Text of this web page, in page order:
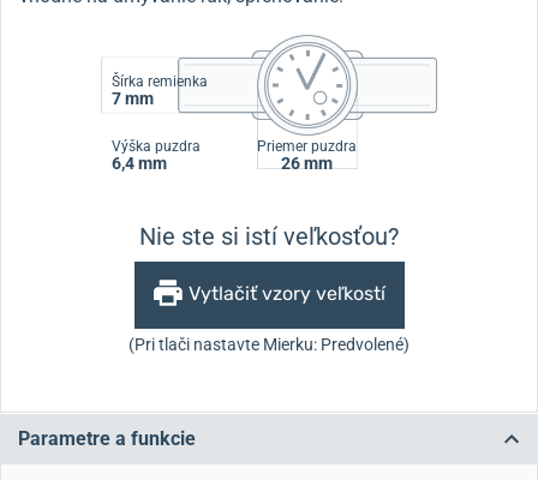
Šírka remienka
7 mm
Výška puzdra
6,4 mm
Priemer puzdra
26 mm
Nie ste si istí veľkosťou?
Vytlačiť vzory veľkostí
(Pri tlači nastavte Mierku: Predvolené)
Parametre a funkcie